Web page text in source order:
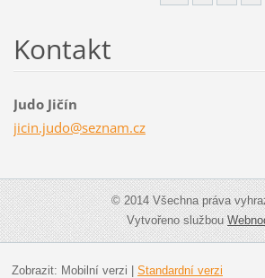
Kontakt
Judo Jičín
jicin.judo@seznam.cz
© 2014 Všechna práva
Vytvořeno službou
Zobrazit: Mobilní verzi Standardní verzi